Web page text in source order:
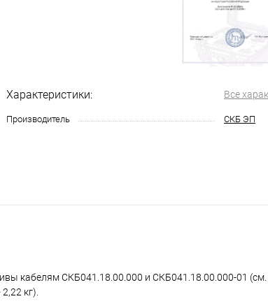
Характеристики: Все
Производитель СКБ ЭП
кабелям СКБ041.18.00.000 и СКБ041.18.00.000-01
кг).